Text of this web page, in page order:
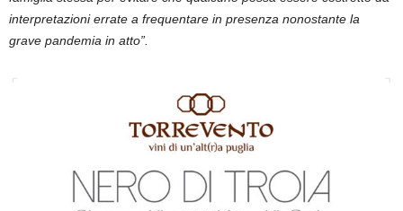
interpretazioni errate a frequentare in presenza nonostante la
grave pandemia in atto”.